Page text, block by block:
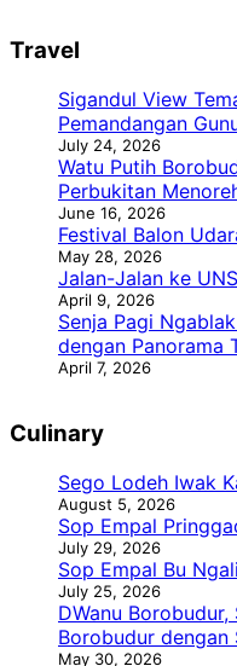
Travel
Sigandul View
Pemandangan
July 24, 2026
Watu Putih
Perbukitan
June 16, 2026
Festival Balon
May 28, 2026
Jalan-Jalan ke
April 9, 2026
Senja Pagi
dengan Panorama
April 7, 2026
Culinary
Sego Lodeh Iwak
August 5, 2026
Sop Empal
July 29, 2026
Sop Empal Bu
July 25, 2026
DWanu
Borobudur
May 30, 2026